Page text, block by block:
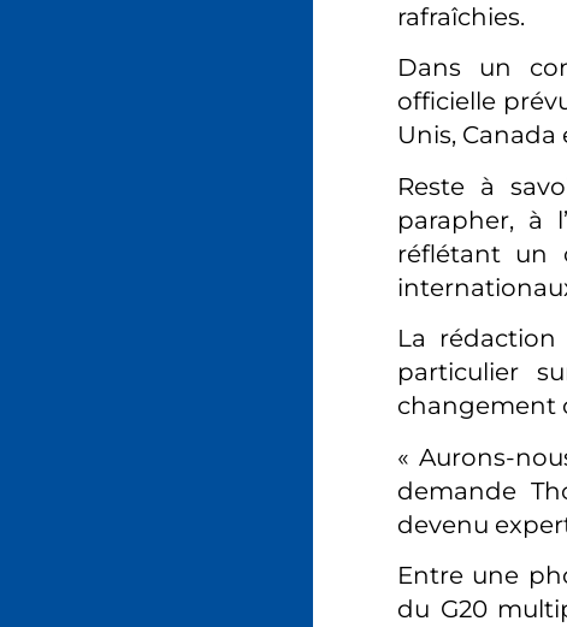
rafraîchies.
Dans un
officielle
Unis,
Reste à
parapher, à
réflétant un
La
particulier
changement
« Aurons-
demande
devenu
Entre une
du G20